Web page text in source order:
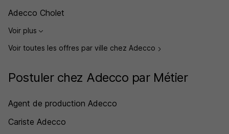
Adecco Cholet
Voir plus
Voir toutes les offres par ville chez Adecco
Postuler chez Adecco par Métier
Agent de production Adecco
Cariste Adecco